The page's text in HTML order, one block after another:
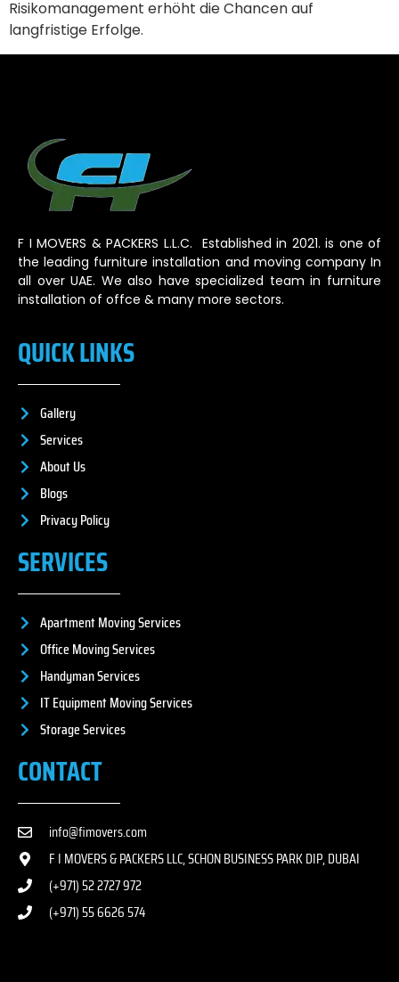
Risikomanagement erhöht die Chancen auf
langfristige Erfolge.
F I MOVERS & PACKERS L.L.C. Established in 2021. is one of
the leading furniture installation and moving company In
all over UAE. We also have specialized team in furniture
installation of offce & many more sectors.
QUICK LINKS
Gallery
Services
About Us
Blogs
Privacy Policy
SERVICES
Apartment Moving Services
Office Moving Services
Handyman Services
IT Equipment Moving Services
Storage Services
CONTACT
info@fimovers.com
F I MOVERS & PACKERS LLC, SCHON BUSINESS PARK DIP, DUBAI
(+971) 52 2727 972
(+971) 55 6626 574